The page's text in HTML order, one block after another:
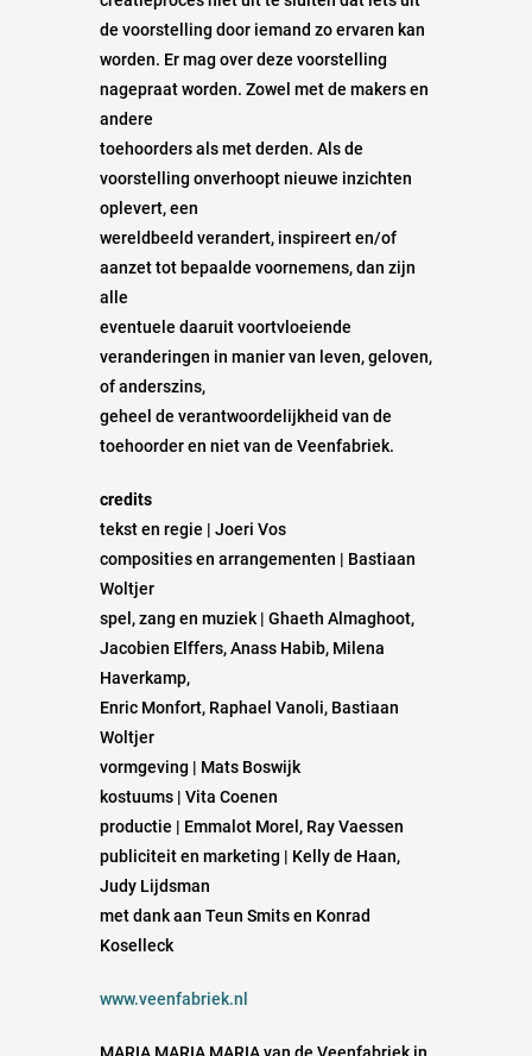
de voorstelling door iemand zo ervaren kan
worden. Er mag over deze voorstelling
nagepraat worden. Zowel met de makers en
andere
toehoorders als met derden. Als de
voorstelling onverhoopt nieuwe inzichten
oplevert, een
wereldbeeld verandert, inspireert en/of
aanzet tot bepaalde voornemens, dan zijn
alle
eventuele daaruit voortvloeiende
veranderingen in manier van leven, geloven,
of anderszins,
geheel de verantwoordelijkheid van de
toehoorder en niet van de Veenfabriek.
credits
tekst en regie | Joeri Vos
composities en arrangementen | Bastiaan
Woltjer
spel, zang en muziek | Ghaeth Almaghoot,
Jacobien Elffers, Anass Habib, Milena
Haverkamp,
Enric Monfort, Raphael Vanoli, Bastiaan
Woltjer
vormgeving | Mats Boswijk
kostuums | Vita Coenen
productie | Emmalot Morel, Ray Vaessen
publiciteit en marketing | Kelly de Haan,
Judy Lijdsman
met dank aan Teun Smits en Konrad
Koselleck
www.veenfabriek.nl
MARIA MARIA MARIA van de Veenfabriek in